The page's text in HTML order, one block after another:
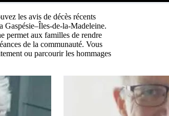
les avis de décès récents
Gaspésie–Îles-de-la-Madeleine.
permet aux familles de rendre
de la communauté. Vous
ou parcourir les hommages